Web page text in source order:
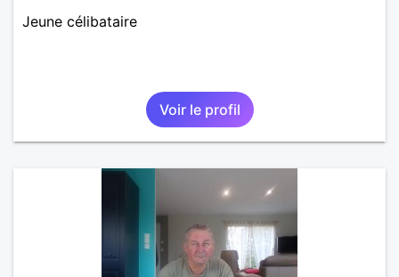
Jeune célibataire
Voir le profil